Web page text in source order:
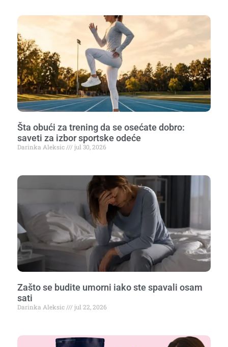
Šta obući za trening da se osećate dobro:
saveti za izbor sportske odeće
Darinka Aleksic jul 30, 2026
Zašto se budite umorni iako ste spavali osam
sati
Darinka Aleksic jul 22, 2026